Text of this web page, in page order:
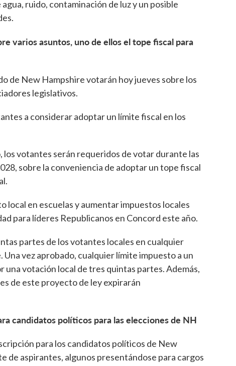
ruido, contaminación de luz y un posible
varios asuntos, uno de ellos el tope fiscal para
de New Hampshire votarán hoy jueves sobre los
legislativos.
a considerar adoptar un límite fiscal en los
los votantes serán requeridos de votar durante las
sobre la conveniencia de adoptar un tope fiscal
local en escuelas y aumentar impuestos locales
para líderes Republicanos en Concord este año.
partes de los votantes locales en cualquier
vez aprobado, cualquier límite impuesto a un
votación local de tres quintas partes. Además,
de este proyecto de ley expirarán
candidatos políticos para las elecciones de NH
para los candidatos políticos de New
de aspirantes, algunos presentándose para cargos